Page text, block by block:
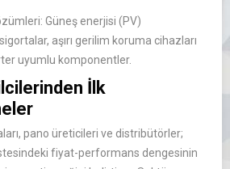
Güneş enerjisi (PV)
aşırı gerilim koruma cihazları
uyumlu komponentler.
İlk
pano üreticileri ve distribütörler;
fiyat-performans dengesinin